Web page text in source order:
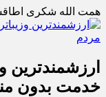
همت الله شکری
ارزشمندترین
خدمت بدون